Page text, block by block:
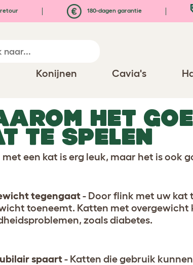
180-dagen garantie
Konijnen Cavia's
HET
TE SPELEN
met een kat is erg leuk, maar het is ook
tegengaat- Door flink met uw kat
toeneemt. Katten met overgewicht
zoals diabetes.
spaart- Katten die gebruik